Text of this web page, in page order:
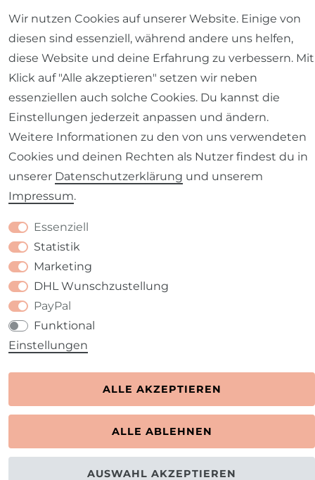
Impressum Daten­schutz­erklärung AGB
Barrierefreiheitserklärung Widerrufs­recht
VERTRAG WIDERRUFEN
Wir nutzen Cookies auf unserer Website. Einige von
diesen sind essenziell, während andere uns helfen,
diese Website und deine Erfahrung zu verbessern. Mit
Klick auf "Alle akzeptieren" setzen wir neben
essenziellen auch solche Cookies. Du kannst die
Einstellungen jederzeit anpassen und ändern.
Weitere Informationen zu den von uns verwendeten
Cookies und deinen Rechten als Nutzer findest du in
unserer Daten­schutz­erklärung und unserem
Impressum.
Essenziell
Statistik
Marketing
DHL Wunschzustellung
PayPal
Funktional
Einstellungen
ALLE AKZEPTIEREN
ALLE ABLEHNEN
AUSWAHL AKZEPTIEREN